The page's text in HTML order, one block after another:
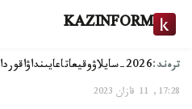
KAZINFORM
ترەند:2026-سايلاۋ وقيعاتاعايىنداۋاقوردا
17:28, 11 قازان 2023